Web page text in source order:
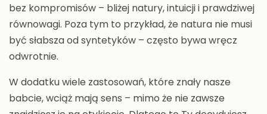
bez kompromisów – bliżej natury, intuicji i prawdziwej
równowagi. Poza tym to przykład, że natura nie musi
być słabsza od syntetyków – często bywa wręcz
odwrotnie.
W dodatku wiele zastosowań, które znały nasze
babcie, wciąż mają sens – mimo że nie zawsze